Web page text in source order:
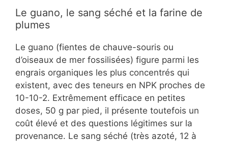
Le guano, le sang séché et la farine de
plumes
Le guano (fientes de chauve-souris ou
d’oiseaux de mer fossilisées) figure parmi les
engrais organiques les plus concentrés qui
existent, avec des teneurs en NPK proches de
10-10-2. Extrêmement efficace en petites
doses, 50 g par pied, il présente toutefois un
coût élevé et des questions légitimes sur la
provenance. Le sang séché (très azoté, 12 à